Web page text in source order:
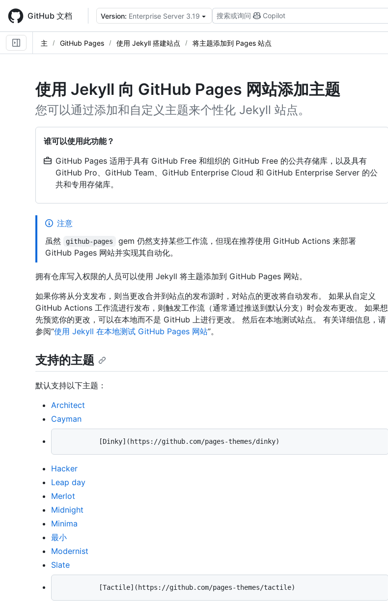
main
content
GitHub 文档 Version: Enterprise Server 3.19 搜索或询问 Copilot
主 GitHub Pages 使用 Jekyll 搭建站点 将主题添加到 Pages 站点
使用 Jekyll 向 GitHub Pages 网站添加主题
您可以通过添加和自定义主题来个性化 Jekyll 站点。
谁可以使用此功能？
GitHub Pages 适用于具有 GitHub Free 和组织的 GitHub Free 的公共存储库，以及具有
GitHub Pro、GitHub Team、GitHub Enterprise Cloud 和 GitHub Enterprise Server 的公
共和专用存储库。
注意
虽然
github-pages
gem 仍然支持某些工作流，但现在推荐使用 GitHub Actions 来部署
GitHub Pages 网站并实现其自动化。
拥有仓库写入权限的人员可以使用 Jekyll 将主题添加到 GitHub Pages 网站。
如果你将从分支发布，则当更改合并到站点的发布源时，对站点的更改将自动发布。 如果从自定义
GitHub Actions 工作流进行发布，则触发工作流（通常通过推送到默认分支）时会发布更改。 如果想
先预览你的更改，可以在本地而不是 GitHub 上进行更改。 然后在本地测试站点。 有关详细信息，请
参阅“使用 Jekyll 在本地测试 GitHub Pages 网站”。
支持的主题
默认支持以下主题：
Architect
Cayman
Hacker
Leap day
Merlot
Midnight
Minima
最小
Modernist
Slate